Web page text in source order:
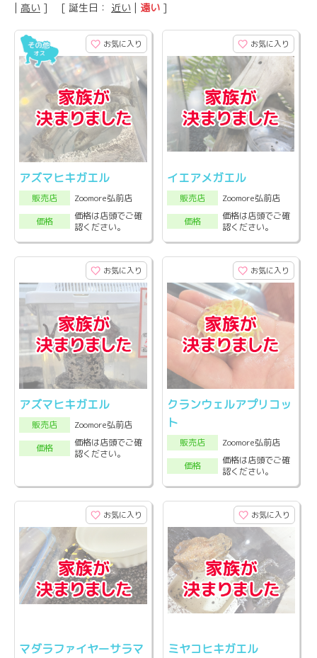
| 高い ] [ 誕生日： 近い | 遠い ]
お気に入り
アズマヒキガエル
販売店
Zoomore弘前店
価格
価格は店頭でご確
認ください。
お気に入り
イエアメガエル
販売店
Zoomore弘前店
価格
価格は店頭でご確
認ください。
お気に入り
アズマヒキガエル
販売店
Zoomore弘前店
価格
価格は店頭でご確
認ください。
お気に入り
クランウェルアプリコッ
ト
販売店
Zoomore弘前店
価格
価格は店頭でご確
認ください。
お気に入り
マダラファイヤーサラマ
お気に入り
ミヤコヒキガエル